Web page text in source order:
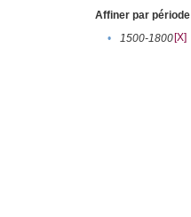
Affiner par période
•
1500-1800[X]